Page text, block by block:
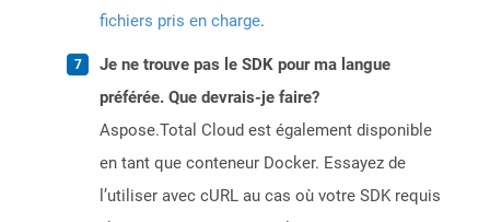
fichiers pris en charge.
Je ne trouve pas le SDK pour ma langue
préférée. Que devrais-je faire?
Aspose.Total Cloud est également disponible
en tant que conteneur Docker. Essayez de
l’utiliser avec cURL au cas où votre SDK requis